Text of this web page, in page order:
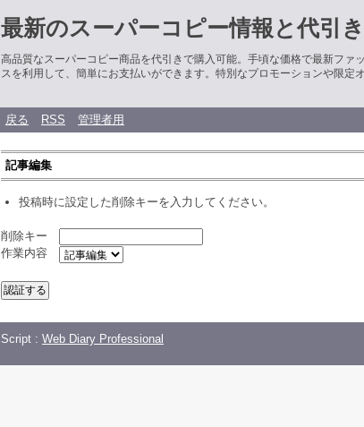
最新のスーパーコピー情報と代引
高品質なスーパーコピー商品を代引きで購入可能。手頃な価格で最新ファ
スを利用して、簡単にお支払いができます。特別なプロモーションや限定
戻る RSS 管理者用
記事編集
投稿時に設定した削除キーを入力してください。
削除キー
作業内容
Script : Web Diary Professional